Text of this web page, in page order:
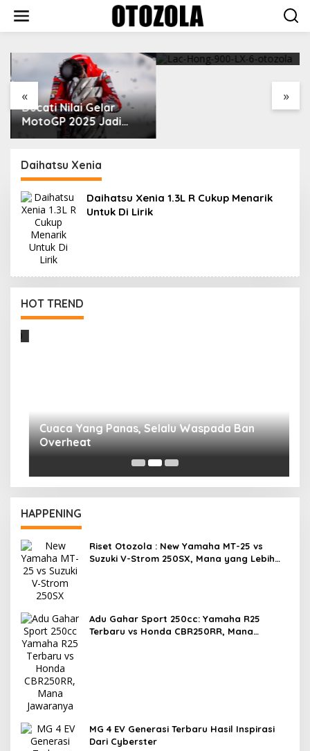
content
« »
Ducati Nilai Gelar
MotoGP 2025 Jadi
Cara Marc Marquez
VinFast Perkenalkan
dengan Fitur Anti
Daihatsu Xenia
Daihatsu Xenia 1.3L R Cukup Menarik
Untuk Di Lirik
HOT TREND
Overheat
HAPPENING
Riset Otozola : New Yamaha MT-25 vs
Suzuki V-Strom 250SX, Mana yang Lebih
Adu Gahar Sport 250cc: Yamaha R25
Terbaru vs Honda CBR250RR, Mana
MG 4 EV Generasi Terbaru Hasil Inspirasi
Dari Cyberster